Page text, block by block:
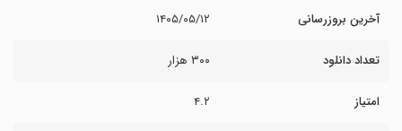
آخرین بروزرسانی ۱۴۰۵/۰۵/۱۲
تعداد دانلود ۳۰۰ هزار
امتیاز ۴.۲